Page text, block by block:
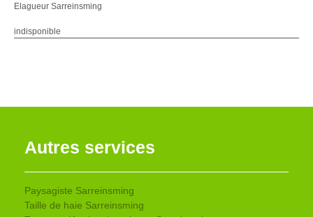
Elagueur Sarreinsming
indisponible
Autres services
Paysagiste Sarreinsming
Taille de haie Sarreinsming